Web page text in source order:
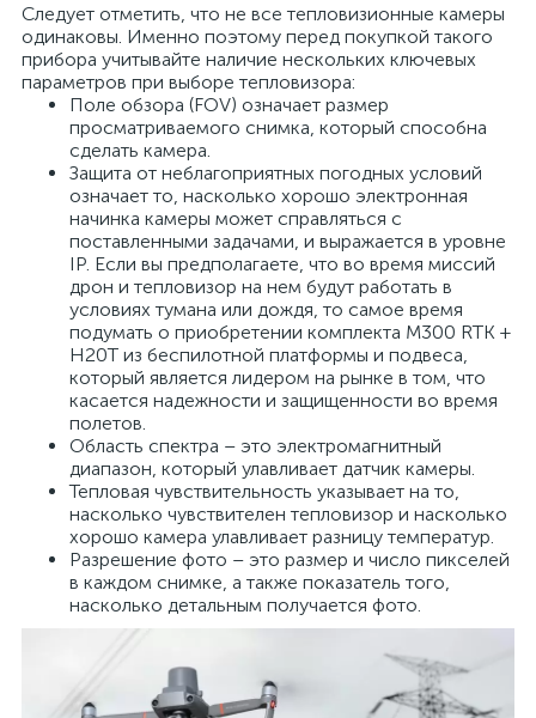
Следует отметить, что не все тепловизионные камеры
одинаковы. Именно поэтому перед покупкой такого
прибора учитывайте наличие нескольких ключевых
параметров при выборе тепловизора:
Поле обзора (FOV) означает размер
просматриваемого снимка, который способна
сделать камера.
Защита от неблагоприятных погодных условий
означает то, насколько хорошо электронная
начинка камеры может справляться с
поставленными задачами, и выражается в уровне
IP. Если вы предполагаете, что во время миссий
дрон и тепловизор на нем будут работать в
условиях тумана или дождя, то самое время
подумать о приобретении комплекта M300 RTK +
H20T из беспилотной платформы и подвеса,
который является лидером на рынке в том, что
касается надежности и защищенности во время
полетов.
Область спектра – это электромагнитный
диапазон, который улавливает датчик камеры.
Тепловая чувствительность указывает на то,
насколько чувствителен тепловизор и насколько
хорошо камера улавливает разницу температур.
Разрешение фото – это размер и число пикселей
в каждом снимке, а также показатель того,
насколько детальным получается фото.